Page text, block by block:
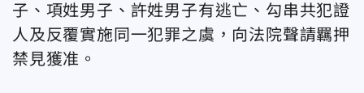
子、項姓男子、許姓男子有逃亡、勾串共犯證
人及反覆實施同一犯罪之虞，向法院聲請羈押
禁見獲准。